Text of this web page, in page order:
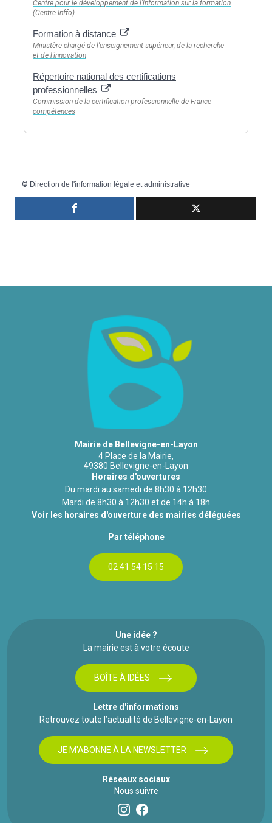
Centre pour le développement de l'information sur la formation
(Centre Inffo)
Formation à distance
Ministère chargé de l'enseignement supérieur, de la recherche
et de l'innovation
Répertoire national des certifications
professionnelles
Commission de la certification professionnelle de France
compétences
© Direction de l'information légale et administrative
Mairie de Bellevigne-en-Layon
4 Place de la Mairie,
49380 Bellevigne-en-Layon
Horaires d'ouvertures
Du mardi au samedi de 8h30 à 12h30
Mardi de 8h30 à 12h30 et de 14h à 18h
Voir les horaires d'ouverture des mairies déléguées
Par téléphone
02 41 54 15 15
Une idée ?
La mairie est à votre écoute
BOÎTE À IDÉES
Lettre d'informations
Retrouvez toute l’actualité de Bellevigne-en-Layon
JE M'ABONNE À LA NEWSLETTER
Réseaux sociaux
Nous suivre